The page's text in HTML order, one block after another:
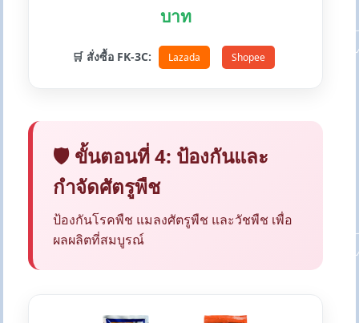
บาท
🛒 สั่งซื้อ FK-3C: Lazada Shopee
🛡️ ขั้นตอนที่ 4: ป้องกันและ
กำจัดศัตรูพืช
ป้องกันโรคพืช แมลงศัตรูพืช และวัชพืช เพื่อ
ผลผลิตที่สมบูรณ์